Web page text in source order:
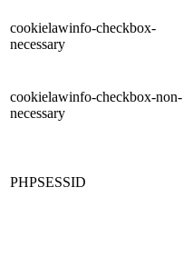
cookielawinfo-checkbox-
necessary
cookielawinfo-checkbox-non-
necessary
PHPSESSID